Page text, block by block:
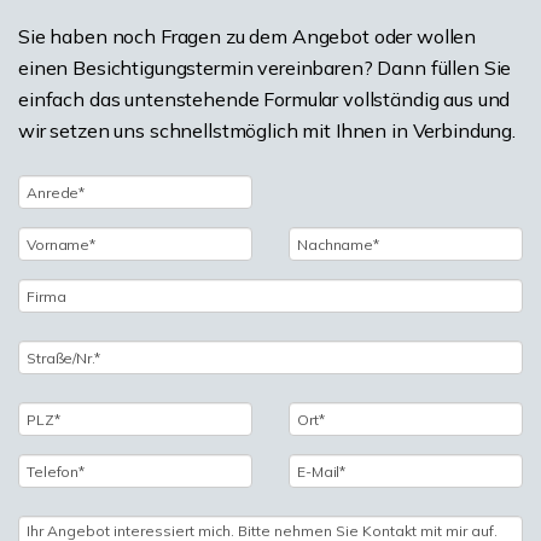
Sie haben noch Fragen zu dem Angebot oder wollen
einen Besichtigungstermin vereinbaren? Dann füllen Sie
einfach das untenstehende Formular vollständig aus und
wir setzen uns schnellstmöglich mit Ihnen in Verbindung.